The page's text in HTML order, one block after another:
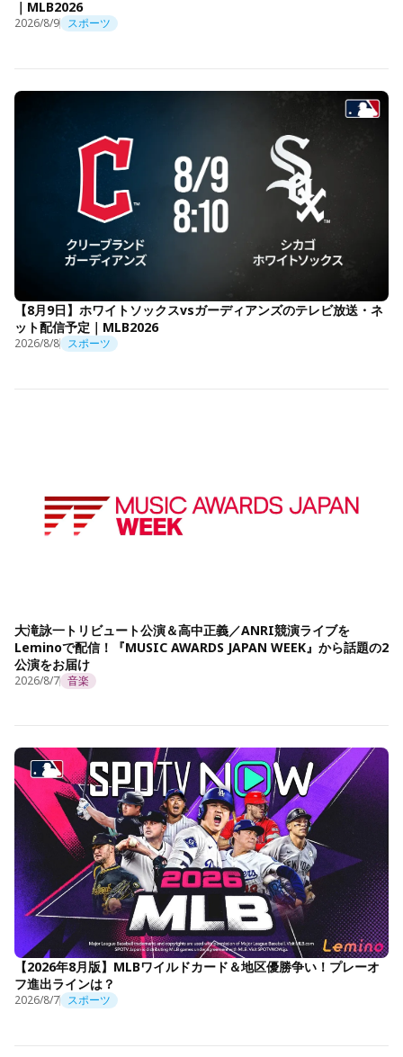
｜MLB2026
2026/8/9 スポーツ
【8月9日】ホワイトソックスvsガーディアンズのテレビ放送・ネ
ット配信予定｜MLB2026
2026/8/8 スポーツ
大滝詠一トリビュート公演＆高中正義／ANRI競演ライブを
Leminoで配信！『MUSIC AWARDS JAPAN WEEK』から話題の2
公演をお届け
2026/8/7 音楽
【2026年8月版】MLBワイルドカード＆地区優勝争い！プレーオ
フ進出ラインは？
2026/8/7 スポーツ